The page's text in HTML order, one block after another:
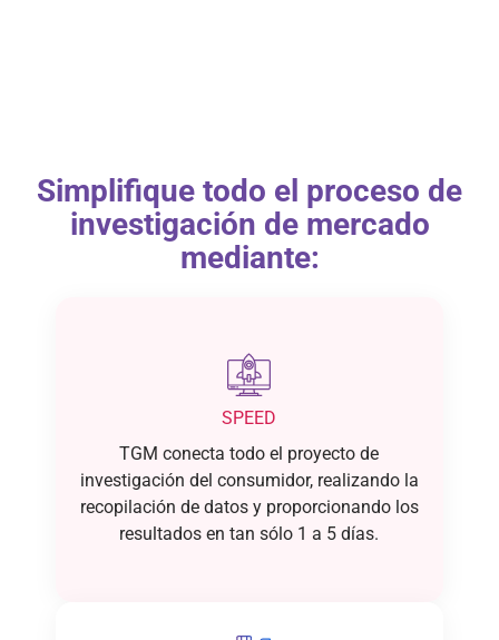
Simplifique todo el proceso de
investigación de mercado
mediante:
SPEED
TGM conecta todo el proyecto de
investigación del consumidor, realizando la
recopilación de datos y proporcionando los
resultados en tan sólo 1 a 5 días.